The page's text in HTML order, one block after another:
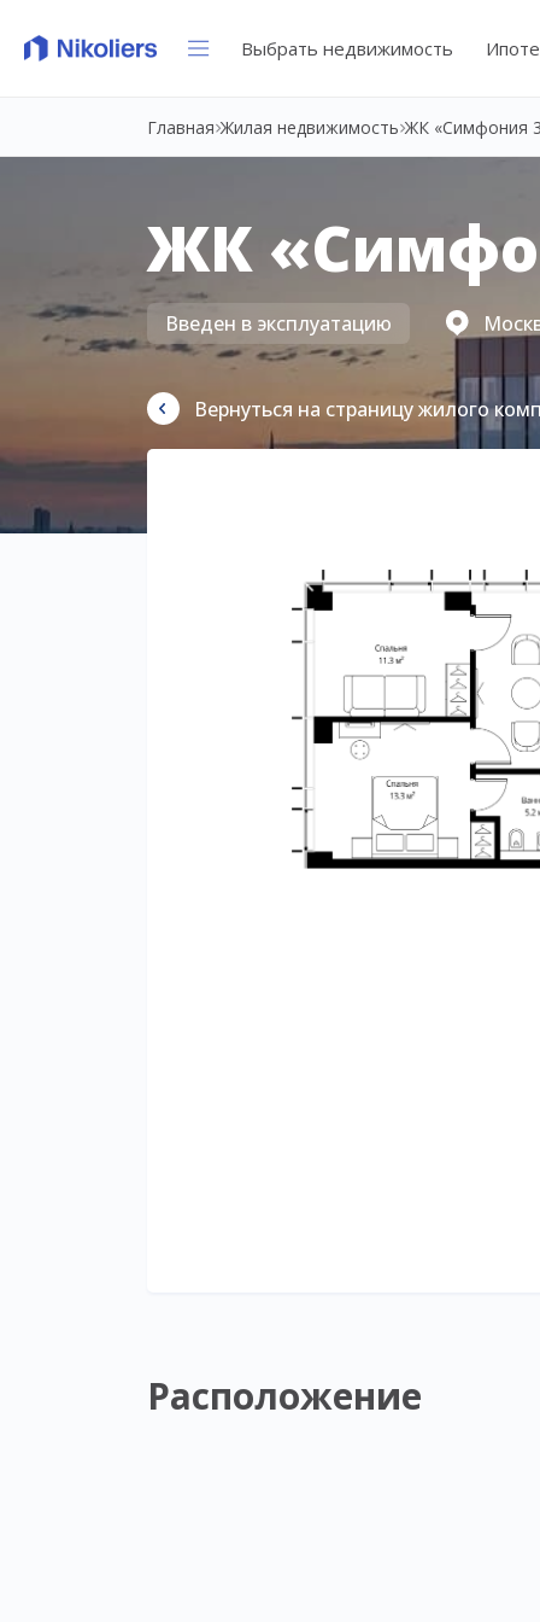
Выбрать недвижимость
Главная Жилая недвижимость ЖК «Симфония
ЖК
Введен в эксплуатацию
Вернуться на страницу жилого
Расположение